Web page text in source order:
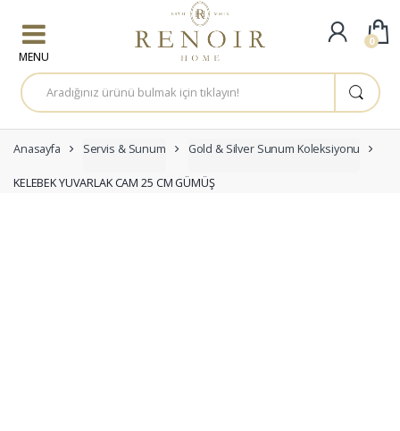
A
r
a
a
:
Anasayfa Servis & Sunum Gold & Silver Sunum Koleksiyonu
KELEBEK YUVARLAK CAM 25 CM GÜMÜŞ
0